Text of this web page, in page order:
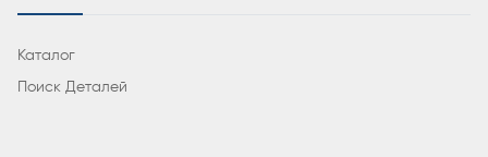
Каталог
Поиск Деталей